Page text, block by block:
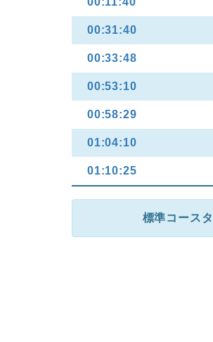
00:31:40
00:33:48
00:53:10
00:58:29
01:04:10
01:10:25
標準コース